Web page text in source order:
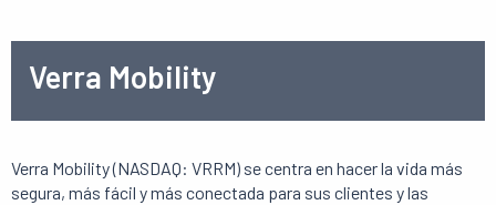
Verra Mobility
Verra Mobility (NASDAQ: VRRM) se centra en hacer la vida más
segura, más fácil y más conectada para sus clientes y las